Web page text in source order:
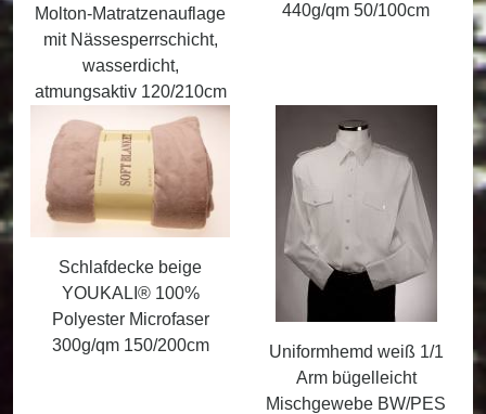
Molton-Matratzenauflage
mit Nässesperrschicht,
wasserdicht,
atmungsaktiv 120/210cm
440g/qm 50/100cm
Schlafdecke beige
YOUKALI® 100%
Polyester Microfaser
300g/qm 150/200cm
Uniformhemd weiß 1/1
Arm bügelleicht
Mischgewebe BW/PES